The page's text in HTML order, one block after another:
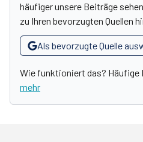
häufiger unsere Beiträge
zu Ihren bevorzugten Quellen
Als bevorzugte Quelle
Wie funktioniert das? Häufige
mehr